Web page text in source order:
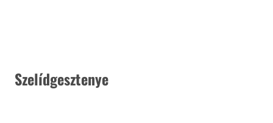
Szelídgesztenye